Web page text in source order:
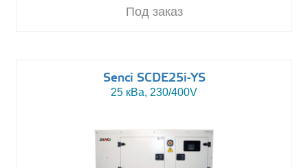
Под заказ
Senci SCDE25i-YS
25 кВа, 230/400V